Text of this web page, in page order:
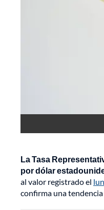
La Tasa
por dólar
al valor registrado el
confirma una